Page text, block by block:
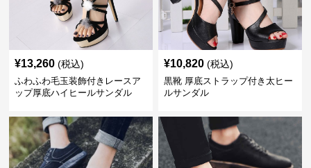
¥13,260 (税込)
ふわふわ毛玉装飾付きレースア
ップ厚底ハイヒールサンダル
¥10,820 (税込)
黒靴 厚底ストラップ付き太ヒー
ルサンダル